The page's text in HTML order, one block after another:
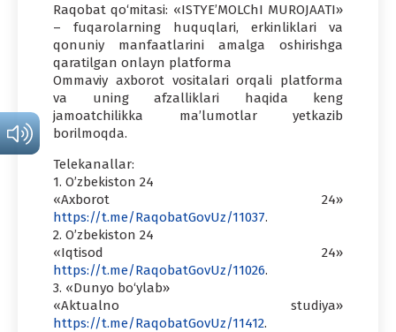
Raqobat qo‘mitasi: «ISTYE’MOLChI MUROJAATI»
– fuqarolarning huquqlari, erkinliklari va
qonuniy manfaatlarini amalga oshirishga
qaratilgan onlayn platforma
Ommaviy axborot vositalari orqali platforma
va uning afzalliklari haqida keng
jamoatchilikka ma’lumotlar yetkazib
borilmoqda.
Telekanallar:
1. O’zbekiston 24
«Axborot 24»
https://t.me/RaqobatGovUz/11037.
2. O’zbekiston 24
«Iqtisod 24»
https://t.me/RaqobatGovUz/11026.
3. «Dunyo bo‘ylab»
«Aktualno studiya»
https://t.me/RaqobatGovUz/11412.